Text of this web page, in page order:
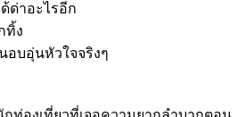
ด่าอะไรอีก
ทิ้ง
อบอุ่นหัวใจจริงๆ